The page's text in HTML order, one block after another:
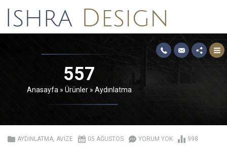
557
Anasayfa » Ürünler » Aydınlatma
AYDINLATMA, AVIZE 05 AĞUSTOS YORUM YOK 998